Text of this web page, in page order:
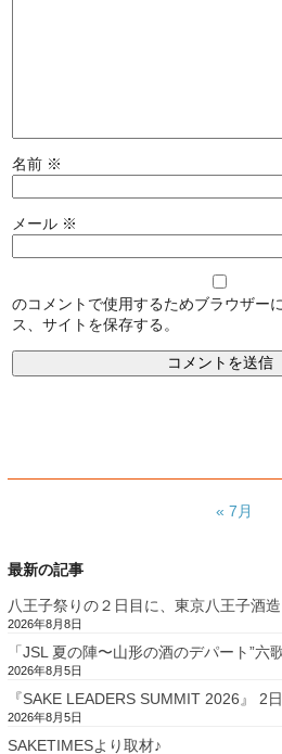
名前 ※
メール ※
のコメントで使用するためブラウザー
ス、サイトを保存する。
« 7月
最新の記事
八王子祭りの２日目に、東京八王子酒
2026年8月8日
「JSL 夏の陣〜山形の酒のデパート”六
2026年8月5日
『SAKE LEADERS SUMMIT 2026』 2
2026年8月5日
SAKETIMESより取材♪